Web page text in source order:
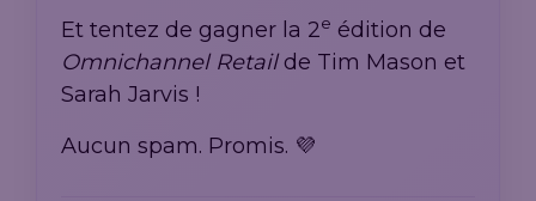
Et tentez de gagner la 2e édition de
Omnichannel Retailde Tim Mason et
Sarah Jarvis !
Aucun spam. Promis. 💜